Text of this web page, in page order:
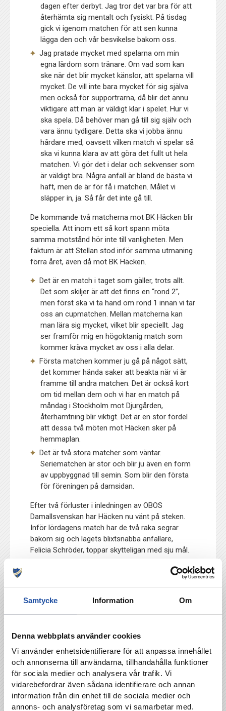
Samtycke Information Om
Denna webbplats använder cookies
Vi använder enhetsidentifierare för att anpassa innehållet
och annonserna till användarna, tillhandahålla funktioner
för sociala medier och analysera vår trafik. Vi
vidarebefordrar även sådana identifierare och annan
information från din enhet till de sociala medier och
annons- och analysföretag som vi samarbetar med.
dagen efter derbyt. Jag tror det var bra för att
återhämta sig mentalt och fysiskt. På tisdag
gick vi igenom matchen för att sen kunna
lägga den och vår besvikelse bakom oss.
Jag pratade mycket med spelarna om min
egna lärdom som tränare. Om vad som kan
ske när det blir mycket känslor, att spelarna vill
mycket. De vill inte bara mycket för sig själva
men också för supportrarna, då blir det ännu
viktigare att man är väldigt klar i spelet. Hur vi
ska spela. Då behöver man gå till sig själv och
vara ännu tydligare. Detta ska vi jobba ännu
hårdare med, oavsett vilken match vi spelar så
ska vi kunna klara av att göra det fullt ut hela
matchen. Vi gör det i delar och sekvenser som
är väldigt bra. Några anfall är bland de bästa vi
haft, men de är för få i matchen. Målet vi
släpper in, ja. Så får det inte gå till.
De kommande två matcherna mot BK Häcken blir
speciella. Att inom ett så kort spann möta
samma motstånd hör inte till vanligheten. Men
faktum är att Stellan stod inför samma utmaning
förra året, även då mot BK Häcken.
Det är en match i taget som gäller, trots allt.
Det som skiljer är att det finns en “rond 2”,
men först ska vi ta hand om rond 1 innan vi tar
oss an cupmatchen. Mellan matcherna kan
man lära sig mycket, vilket blir speciellt. Jag
ser framför mig en högoktanig match som
kommer kräva mycket av oss i alla delar.
Första matchen kommer ju gå på något sätt,
det kommer hända saker att beakta när vi är
framme till andra matchen. Det är också kort
om tid mellan dem och vi har en match på
måndag i Stockholm mot Djurgården,
återhämtning blir viktigt. Det är en stor fördel
att dessa två möten mot Häcken sker på
hemmaplan.
Det är två stora matcher som väntar.
Seriematchen är stor och blir ju även en form
av uppbyggnad till semin. Som blir den första
för föreningen på damsidan.
Efter två förluster i inledningen av OBOS
Damallsvenskan har Häcken nu vänt på steken.
Inför lördagens match har de två raka segrar
bakom sig och lagets blixtsnabba anfallare,
Felicia Schröder, toppar skytteligan med sju mål.
Farten de har är en utpräglad del av deras spel.
varandra i försvarsspel men även när vi har
bollen. Man kan säga rent allmänt om det här
väldigt bra. De kommer försöka dra isär oss
men det kommer vara viktigt för oss.
IFK Norrköping – BK Häcken: lördag 26 april
klockan 15:00, OBOS Damallsvenskan,
PlatinumCars Arena, Viaplay